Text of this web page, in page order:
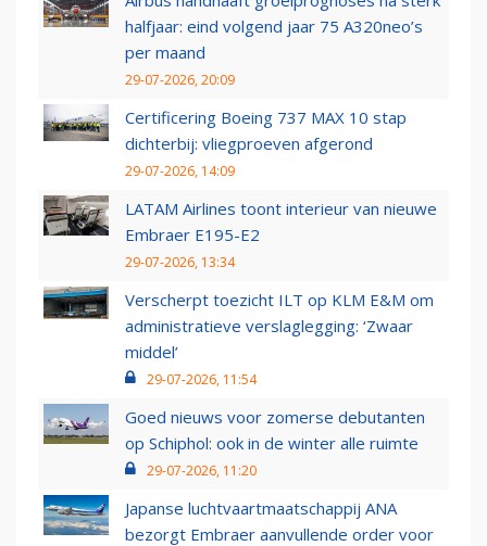
halfjaar: eind volgend jaar 75 A320neo’s
per maand
29-07-2026, 20:09
Certificering Boeing 737 MAX 10 stap
dichterbij: vliegproeven afgerond
29-07-2026, 14:09
LATAM Airlines toont interieur van nieuwe
Embraer E195-E2
29-07-2026, 13:34
Verscherpt toezicht ILT op KLM E&M om
administratieve verslaglegging: ‘Zwaar
middel’
29-07-2026, 11:54
Goed nieuws voor zomerse debutanten
op Schiphol: ook in de winter alle ruimte
29-07-2026, 11:20
Japanse luchtvaartmaatschappij ANA
bezorgt Embraer aanvullende order voor